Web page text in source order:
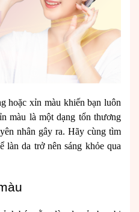
hoặc xỉn màu khiến bạn luôn
màu là một dạng tổn thương
nhân gây ra. Hãy cùng tìm
làn da trở nên sáng khỏe qua